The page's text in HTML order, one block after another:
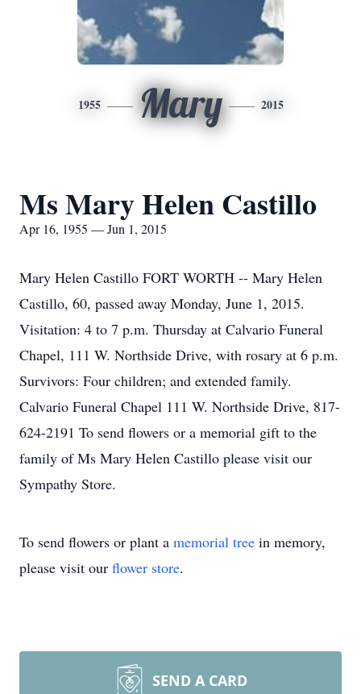
1955 Mary 2015
Ms Mary Helen Castillo
Apr 16, 1955 — Jun 1, 2015
Mary Helen Castillo FORT WORTH -- Mary Helen
Castillo, 60, passed away Monday, June 1, 2015.
Visitation: 4 to 7 p.m. Thursday at Calvario Funeral
Chapel, 111 W. Northside Drive, with rosary at 6 p.m.
Survivors: Four children; and extended family.
Calvario Funeral Chapel 111 W. Northside Drive, 817-
624-2191 To send flowers or a memorial gift to the
family of Ms Mary Helen Castillo please visit our
Sympathy Store.
To send flowers or plant a memorial tree in memory,
please visit our flower store.
SEND A CARD